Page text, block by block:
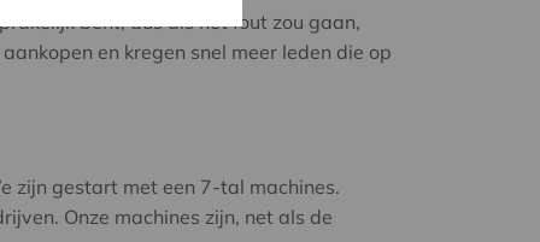
bent, dus als het fout zou gaan,
en kregen snel meer leden die op
zijn gestart met een 7-tal machines.
Onze machines zijn, net als de